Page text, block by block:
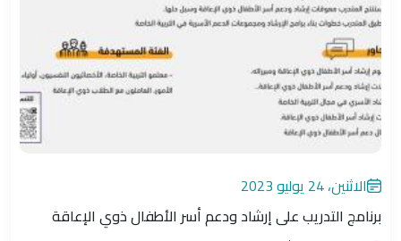
الاثنين، 24 يوليو 2023
برنامج التدريب على إرشاد ودعم أسر الأطفال ذوي الإعاقة